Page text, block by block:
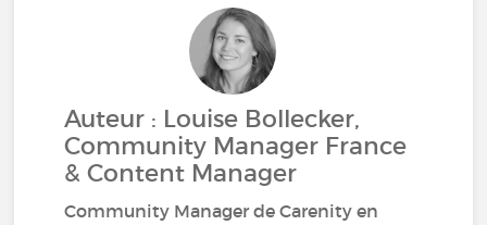
Auteur : Louise Bollecker,
Community Manager France
& Content Manager
Community Manager de Carenity en